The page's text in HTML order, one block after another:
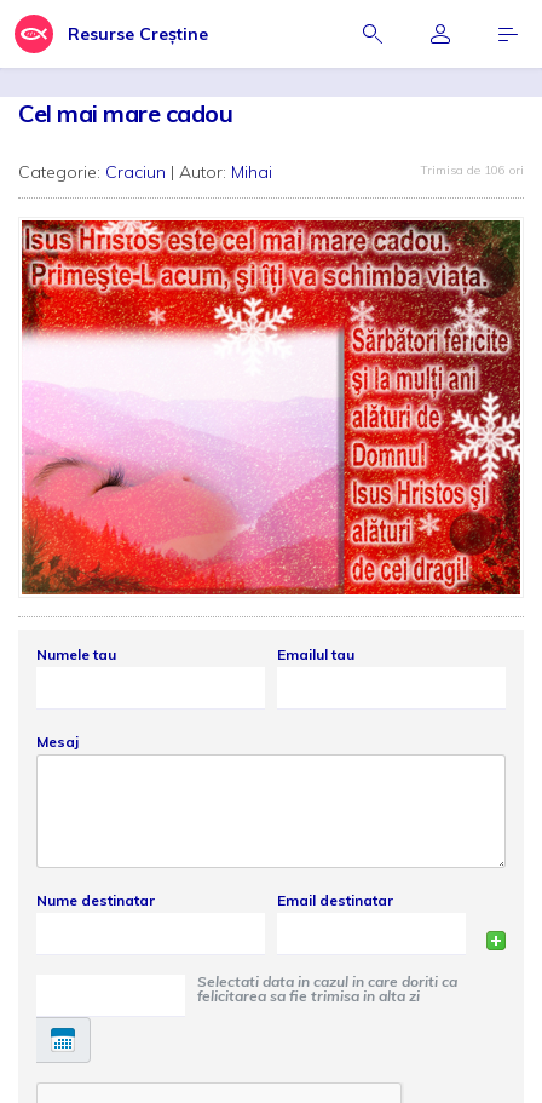
Resurse Creștine
Cel mai mare cadou
Categorie: Craciun | Autor: Mihai Trimisa de 106 ori
Numele tau Emailul tau
Mesaj
Nume destinatar Email destinatar
Selectati data in cazul in care doriti ca
felicitarea sa fie trimisa in alta zi